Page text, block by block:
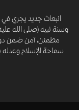
انبعاث جديد يجري في
وسنة نبيه (صلى الله
مطمئن، آمن ضمن
سماحة الإسلام وعدله